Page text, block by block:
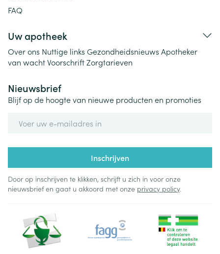
FAQ
Uw apotheek
Over ons Nuttige links Gezondheidsnieuws Apotheker
van wachtVoorschriftZorgtarieven
Nieuwsbrief
Blijf op de hoogte van nieuwe producten en promoties
Inschrijven
Door op inschrijven te klikken, schrijft u zich in voor onze
nieuwsbrief en gaat u akkoord met onze privacy policy.